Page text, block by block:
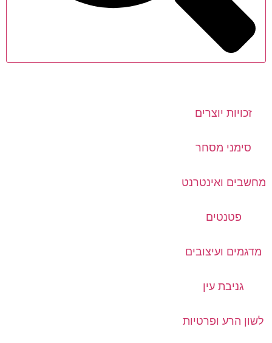
זכויות יוצרים
סימני מסחר
מחשבים ואינטרנט
פטנטים
מדגמים ועיצובים
גניבת עין
לשון הרע ופרטיות